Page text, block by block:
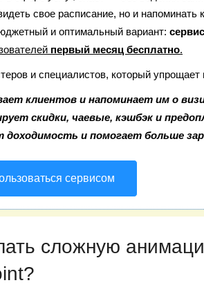
свое расписание, но и напоминать
и оптимальный вариант:
первый месяц бесплатно.
и специалистов, который упрощает
клиентов и напоминает им о
скидки, чаевые, кэшбэк и
доходимость и помогает больше
сервисом
сложную